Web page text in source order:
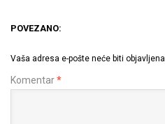
POVEZANO:
Vaša adresa e-pošte neće biti objavljena.
Komentar*